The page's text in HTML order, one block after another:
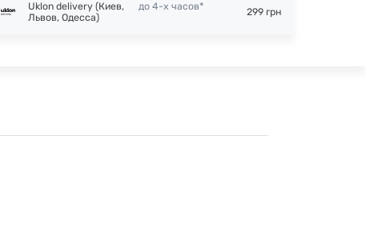
Uklon delivery (Киев,
Львов, Одесса)
до 4-х часов* 299 грн